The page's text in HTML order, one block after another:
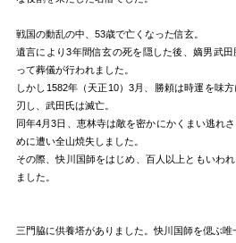
戦国の動乱の中、53歳で亡くなった信玄。
遺言により3年間信玄の死を隠した後、嫡男武
って葬儀が行われました。
しかし1582年（天正10）3月、勝頼は時運を味
刃し、武田氏は滅亡。
同年4月3日、恵林寺は敵を密かにかくまい逃れ
めに遭い全山焼失しました。
その際、快川国師をはじめ、百人以上ともいわ
ました。
三門脇に供養塔がありました。快川国師を偲ぶ唯